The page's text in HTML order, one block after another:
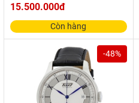
15.500.000đ
Còn hàng
-48%